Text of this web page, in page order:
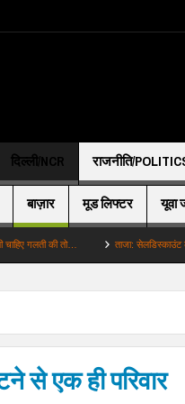
दिल्ली/NCR राजनीति/
बाज़ार मूड लिफ्टर यूवा
की तो… ताजा: सेलडिस्काउंट का
से एक ही परिवार